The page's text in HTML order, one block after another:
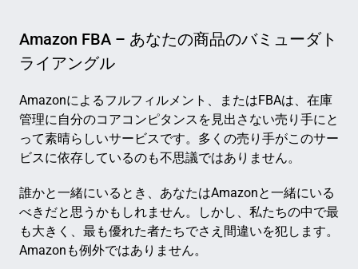
Amazon FBA – あなたの商品のバミューダト
ライアングル
Amazonによるフルフィルメント、またはFBAは、在庫
管理に自分のコアコンピタンスを見出さない売り手にと
って素晴らしいサービスです。多くの売り手がこのサー
ビスに依存しているのも不思議ではありません。
誰かと一緒にいるとき、あなたはAmazonと一緒にいる
べきだと思うかもしれません。しかし、私たちの中で最
も大きく、最も優れた者たちでさえ間違いを犯します。
Amazonも例外ではありません。